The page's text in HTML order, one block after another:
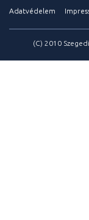
Adatvédelem
(C) 2010